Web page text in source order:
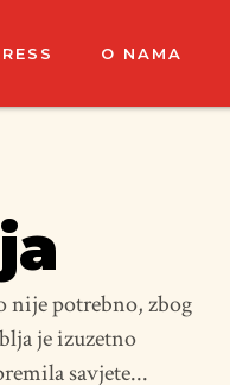
O NAMA
nije potrebno, zbog
je izuzetno
savjete...